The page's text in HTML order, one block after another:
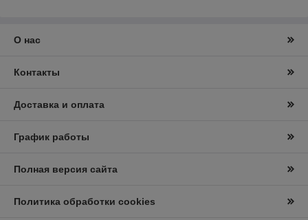
О нас
Контакты
Доставка и оплата
График работы
Полная версия сайта
Политика обработки cookies